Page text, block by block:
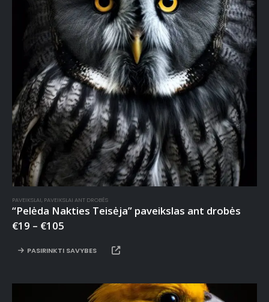
PAVEIKSLAI, PAVEIKSLAI ANT DROBĖS
“Pelėda Nakties Teisėja” paveikslas ant drobės
€19 – €105
PASIRINKTI SAVYBES